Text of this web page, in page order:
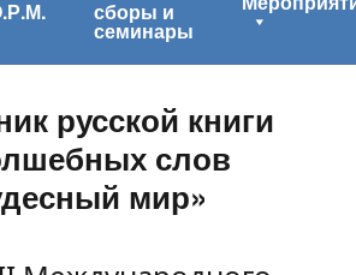
сборы и
семинары
русской книги
слов
мир»